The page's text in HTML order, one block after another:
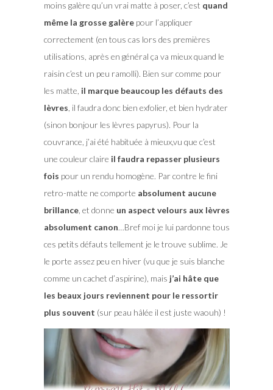
moins galère qu’un vrai matte à poser, c’est quand
même la grosse galèrepour l’appliquer
correctement (en tous cas lors des premières
utilisations, après en général ça va mieux quand le
raisin c’est un peu ramolli). Bien sur comme pour
les matte, il marque beaucoup les défauts des
lèvres , il faudra donc bien exfolier, et bien hydrater
(sinon bonjour les lèvres papyrus). Pour la
couvrance, j’ai été habituée à mieux,vu que c’est
une couleur claire il faudra repasser plusieurs
fois pour un rendu homogène. Par contre le fini
retro-matte ne comporte absolument aucune
brillance, et donne un aspect velours aux lèvres
absolument canon…Bref moi je lui pardonne tous
ces petits défauts tellement je le trouve sublime. Je
le porte assez peu en hiver (vu que je suis blanche
comme un cachet d’aspirine), mais j’ai hâte que
les beaux jours reviennent pour le ressortir
plus souvent (sur peau hâlée il est juste waouh) !